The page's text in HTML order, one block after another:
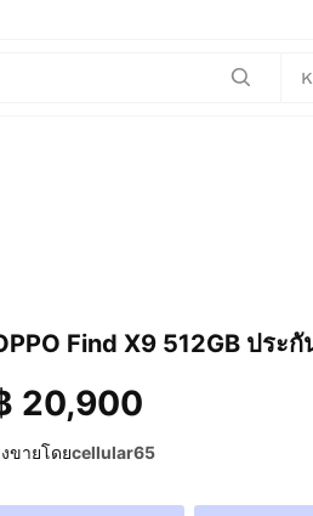
Find X9 512GB ประ
20,900
ขายโดยcellular65